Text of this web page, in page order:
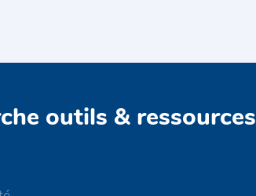
outils & ressources